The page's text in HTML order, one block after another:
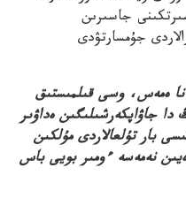
جاسىرىن
جۇمسارتۋدى
ەمەس، وسى قىلمىستىق
دا جاۋاپكەرشىلىگىن ەداۋىر
بار تۇلعالاردى مۇلكىن
20 جىلعا دەيىن نەمەسە ءومىر بويى باس